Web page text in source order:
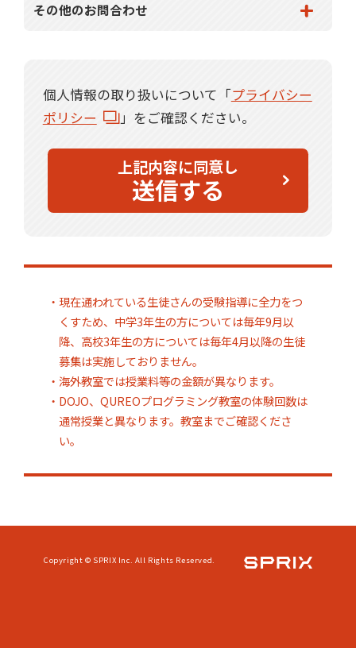
その他のお問合わせ
個人情報の取り扱いについて「プライバシー
ポリシー
」をご確認ください。
上記内容に同意し
送信する
・現在通われている生徒さんの受験指導に全力をつ
くすため、中学3年生の方については毎年9月以
降、高校3年生の方については毎年4月以降の生徒
募集は実施しておりません。
・海外教室では授業料等の金額が異なります。
・DOJO、QUREOプログラミング教室の体験回数は
通常授業と異なります。教室までご確認くださ
い。
Copyright © SPRIX Inc. All Rights Reserved.